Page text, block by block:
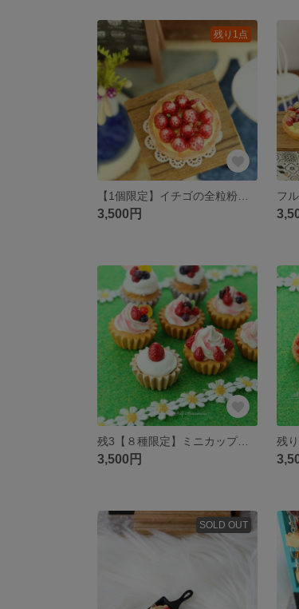
残り1点
3,500円
残3【８種限定】ミニカップケーキのマグネット（ゴルフマーカー）
3,500円
SOLD OUT